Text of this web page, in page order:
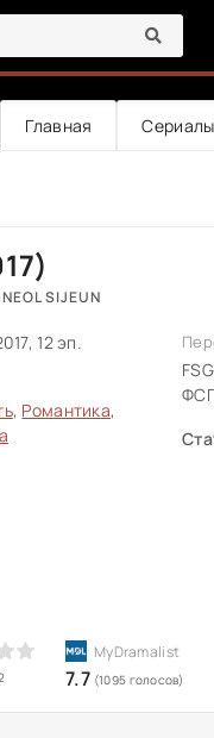
Главная Сериалы
SIJEUN
12 эп.
, Романтика,
7.7 (1095 голосов)